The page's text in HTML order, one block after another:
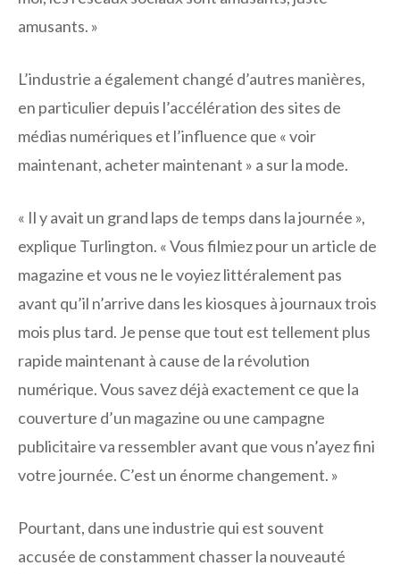
amusants. »
L’industrie a également changé d’autres manières,
en particulier depuis l’accélération des sites de
médias numériques et l’influence que « voir
maintenant, acheter maintenant » a sur la mode.
« Il y avait un grand laps de temps dans la journée »,
explique Turlington. « Vous filmiez pour un article de
magazine et vous ne le voyiez littéralement pas
avant qu’il n’arrive dans les kiosques à journaux trois
mois plus tard. Je pense que tout est tellement plus
rapide maintenant à cause de la révolution
numérique. Vous savez déjà exactement ce que la
couverture d’un magazine ou une campagne
publicitaire va ressembler avant que vous n’ayez fini
votre journée. C’est un énorme changement. »
Pourtant, dans une industrie qui est souvent
accusée de constamment chasser la nouveauté